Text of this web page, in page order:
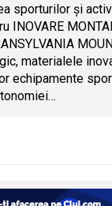
sporturilor și
INOVARE
materialele
echipamente